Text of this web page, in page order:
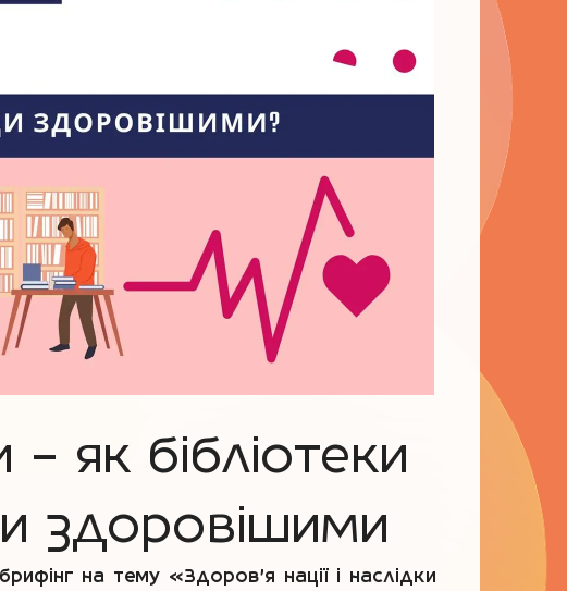
– як бібліотеки
здоровішими
на тему «Здоров’я нації і наслідки